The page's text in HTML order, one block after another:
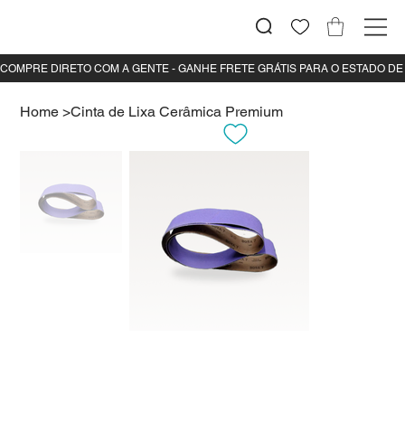
Home >Cinta de Lixa Cerâmica Premium